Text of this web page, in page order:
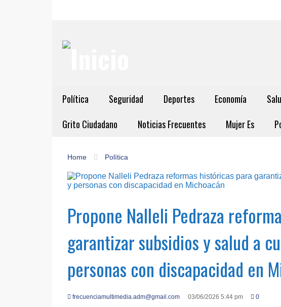
Política Seguridad Deportes Economía
Grito Ciudadano
Noticias Frecuentes Mujer Es
Home Política
Propone Nalleli Pedraza
garantizar subsidios y salud a
personas con discapacidad en
frecuenciamultimedia.adm@gmail.com 03/06/2026 5:44 pm 0